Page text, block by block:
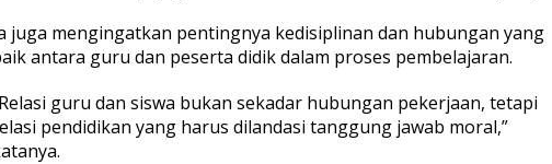
juga mengingatkan pentingnya kedisiplinan dan hubungan yang
antara guru dan peserta didik dalam proses pembelajaran.
guru dan siswa bukan sekadar hubungan pekerjaan, tetapi
pendidikan yang harus dilandasi tanggung jawab moral,”